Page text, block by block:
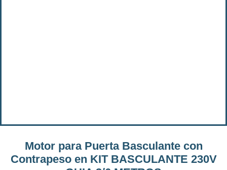
Motor para Puerta Basculante con
Contrapeso en KIT BASCULANTE 230V